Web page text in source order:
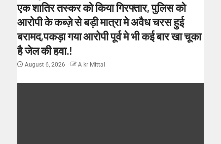
एक शातिर तस्कर को किया गिरफ्तार, पुलिस को
आरोपी के कब्ज़े से बड़ी मात्रा मे अवैध चरस हुई
बरामद,पकड़ा गया आरोपी पूर्व मे भी कई बार खा चूका
है जेल की हवा.!
August 6, 2026 A kr Mittal